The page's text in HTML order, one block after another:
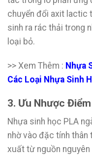
chuyển đổi axit lactic
sinh ra rác thải trong
loại bỏ.
>> Xem Thêm : Nhựa
Các Loại Nhựa Sinh
3. Ưu Nhược
Nhựa sinh học PLA
nhờ vào đặc tính
xuất từ nguồn